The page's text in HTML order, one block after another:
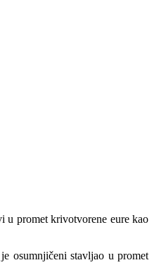
u promet krivotvorene eure kao
osumnjičeni stavljao u promet